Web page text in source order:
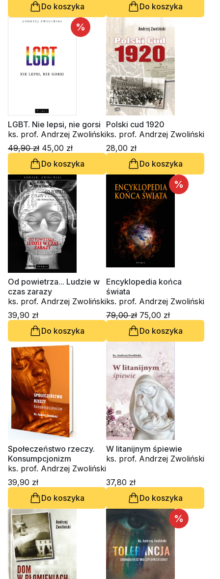
Do koszyka Do koszyka
%
LGBT. Nie lepsi, nie gorsi
ks. prof. Andrzej Zwoliński
49,90 zł 45,00 zł
Do koszyka
Polski cud 1920
ks. prof. Andrzej Zwoliński
28,00 zł
Do koszyka
Od powietrza... Ludzie w
czas zarazy
ks. prof. Andrzej Zwoliński
39,90 zł
Do koszyka
%
Encyklopedia końca
świata
ks. prof. Andrzej Zwoliński
79,00 zł 75,00 zł
Do koszyka
Społeczeństwo rzeczy.
Konsumpcjonizm
ks. prof. Andrzej Zwoliński
39,90 zł
Do koszyka
W litanijnym śpiewie
ks. prof. Andrzej Zwoliński
37,80 zł
Do koszyka
%